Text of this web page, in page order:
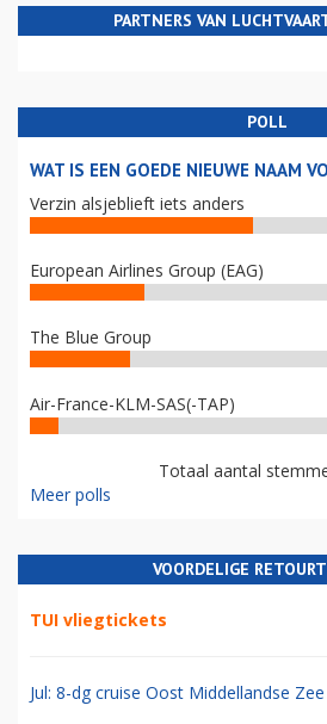
PARTNERS VAN
POLL
WAT IS EEN GOEDE NIEUWE NAAM
Verzin alsjeblieft iets anders
European Airlines Group (EAG)
The Blue Group
Air-France-KLM-SAS(-TAP)
Totaal aantal
Meer polls
VOORDELIGE
TUI vliegtickets
Jul: 8-dg cruise Oost Middellandse